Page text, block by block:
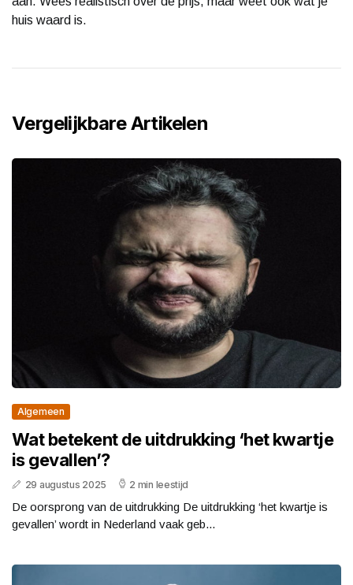
huis waard is.
Vergelijkbare Artikelen
Algemeen
Wat betekent de uitdrukking ‘het kwartje
is gevallen’?
29 augustus 2025 2 min leestijd
De oorsprong van de uitdrukking De uitdrukking ‘het kwartje is
gevallen’ wordt in Nederland vaak geb...